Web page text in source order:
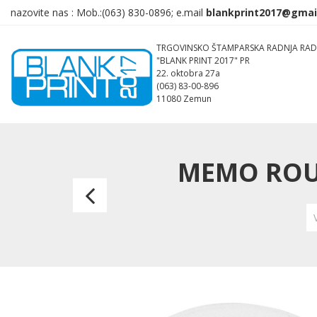
nazovite nas : Mob.:(063) 830-0896; e.mail
TRGOVINSKO ŠTAMPARSKA RADNJA
"BLANK PRINT 2017" PR
22. oktobra 27a
(063) 83-00-896
11080 Zemun
MEMO
MEMO